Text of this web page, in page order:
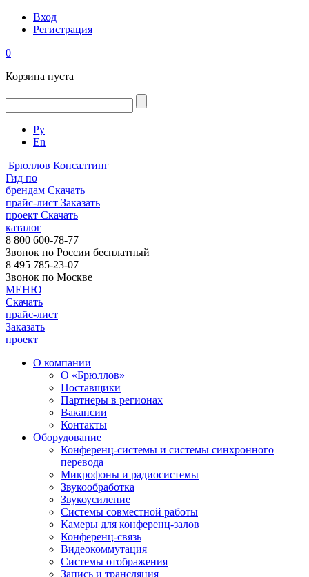
Вход
Регистрация
0
Корзина пуста
Ру
En
Брюллов Консалтинг
Гид по
брендам Скачать
прайс-лист Заказать
проект Скачать
каталог
8 800 600-78-77
Звонок по России бесплатный
8 495 785-23-07
Звонок по Москве
МЕНЮ
Скачать
прайс-лист
Заказать
проект
О компании
О «Брюллов»
Поставщики
Партнеры в регионах
Вакансии
Контакты
Оборудование
Конференц-системы и системы синхронного
перевода
Микрофоны и радиосистемы
Звукообработка
Звукоусиление
Системы совместной работы
Камеры для конференц-залов
Конференц-связь
Видеокоммутация
Системы отображения
Запись и трансляция